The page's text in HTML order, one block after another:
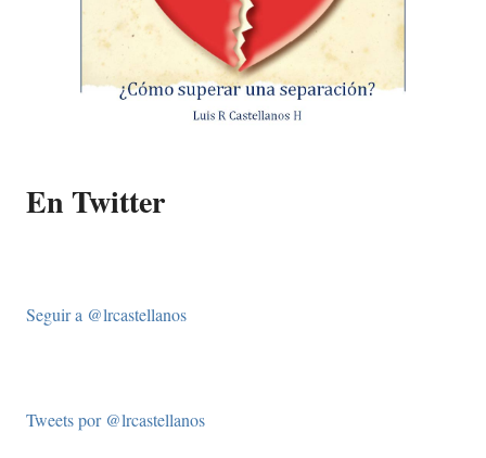
En Twitter
Seguir a @lrcastellanos
Tweets por @lrcastellanos